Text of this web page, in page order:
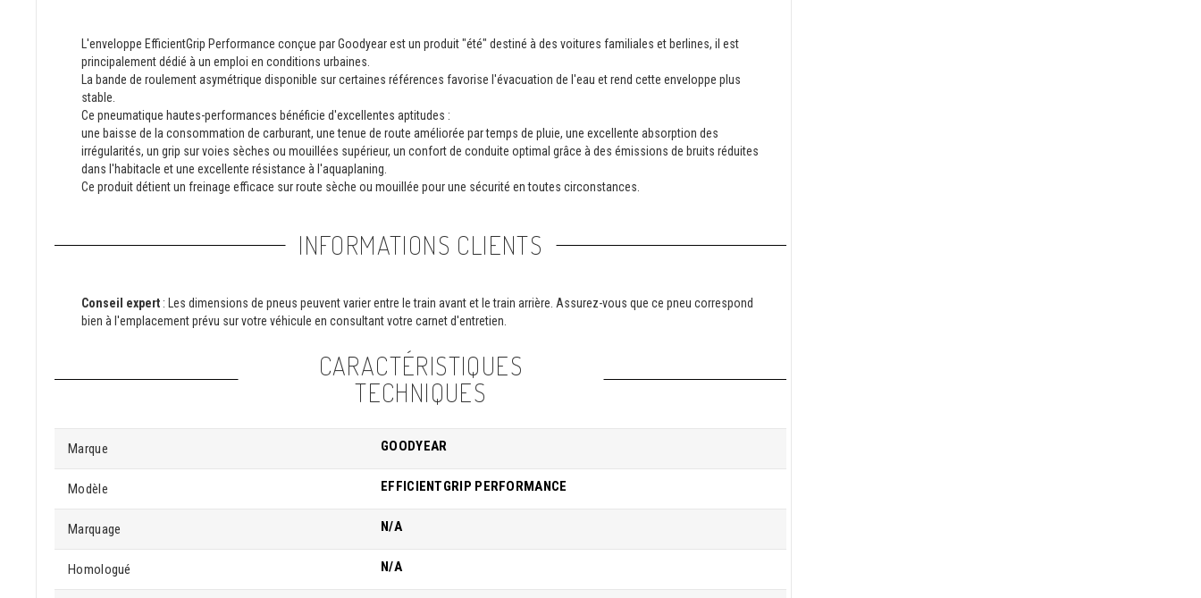
L'enveloppe EfficientGrip Performance conçue par Goodyear est un produit "été" destiné à des voitures familiales et berlines, il est
principalement dédié à un emploi en conditions urbaines.
La bande de roulement asymétrique disponible sur certaines références favorise l'évacuation de l'eau et rend cette enveloppe plus
stable.
Ce pneumatique hautes-performances bénéficie d'excellentes aptitudes :
une baisse de la consommation de carburant, une tenue de route améliorée par temps de pluie, une excellente absorption des
irrégularités, un grip sur voies sèches ou mouillées supérieur, un confort de conduite optimal grâce à des émissions de bruits réduites
dans l'habitacle et une excellente résistance à l'aquaplaning.
Ce produit détient un freinage efficace sur route sèche ou mouillée pour une sécurité en toutes circonstances.
INFORMATIONS CLIENTS
Conseil expert : Les dimensions de pneus peuvent varier entre le train avant et le train arrière. Assurez-vous que ce pneu correspond
bien à l'emplacement prévu sur votre véhicule en consultant votre carnet d'entretien.
CARACTÉRISTIQUES
TECHNIQUES
Marque GOODYEAR
Modèle EFFICIENTGRIP PERFORMANCE
Marquage N/A
Homologué N/A